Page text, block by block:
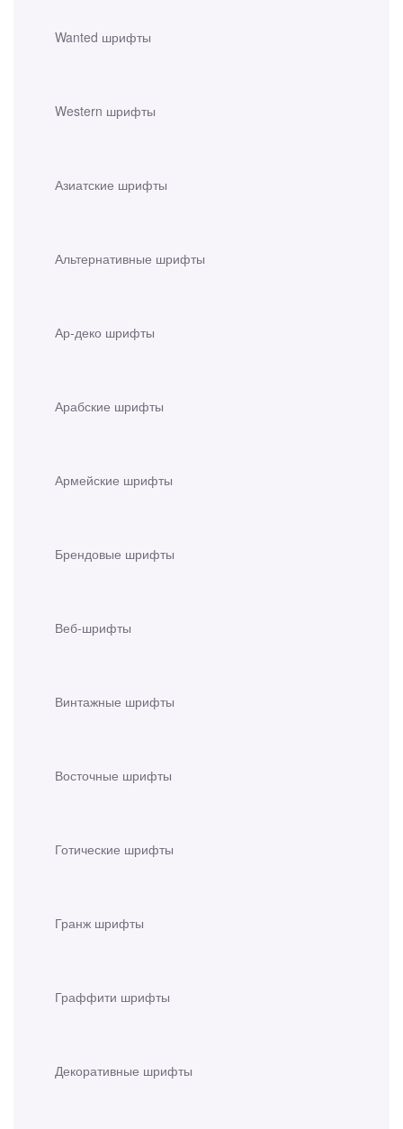
Wanted шрифты
Western шрифты
Азиатские шрифты
Альтернативные шрифты
Ар-деко шрифты
Арабские шрифты
Армейские шрифты
Брендовые шрифты
Веб-шрифты
Винтажные шрифты
Восточные шрифты
Готические шрифты
Гранж шрифты
Граффити шрифты
Декоративные шрифты